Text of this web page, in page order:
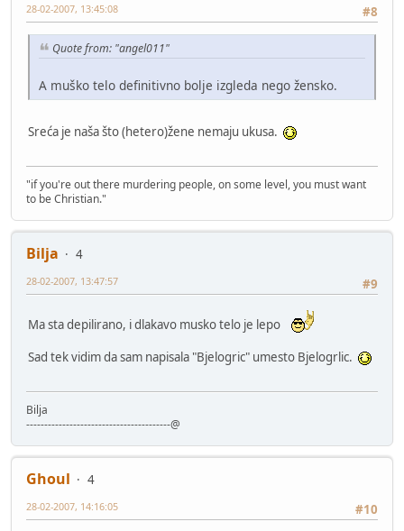
#8
28-02-2007, 13:45:08
Quote from: "angel011"
A muško telo definitivno bolje izgleda nego žensko.
Sreća je naša što (hetero)žene nemaju ukusa.
"if you're out there murdering people, on some level, you must want
to be Christian."
Bilja
4
#9
28-02-2007, 13:47:57
Ma sta depilirano, i dlakavo musko telo je lepo
Sad tek vidim da sam napisala "Bjelogric" umesto Bjelogrlic.
Bilja
----------------------------------------@
Ghoul
4
#10
28-02-2007, 14:16:05